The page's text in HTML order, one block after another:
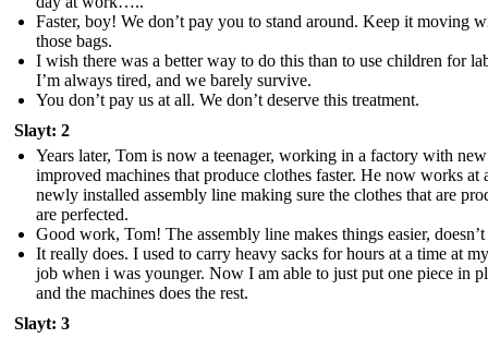
Faster, boy! We don’t pay you to stand around. Keep it moving
those bags.
I wish there was a better way to do this than to use children for
I’m always tired, and we barely survive.
You don’t pay us at all. We don’t deserve this treatment.
Slayt: 2
Years later, Tom is now a teenager, working in a factory with
improved machines that produce clothes faster. He now works at
newly installed assembly line making sure the clothes that are
are perfected.
Good work, Tom! The assembly line makes things easier,
It really does. I used to carry heavy sacks for hours at a time at
job when i was younger. Now I am able to just put one piece in
and the machines does the rest.
Slayt: 3